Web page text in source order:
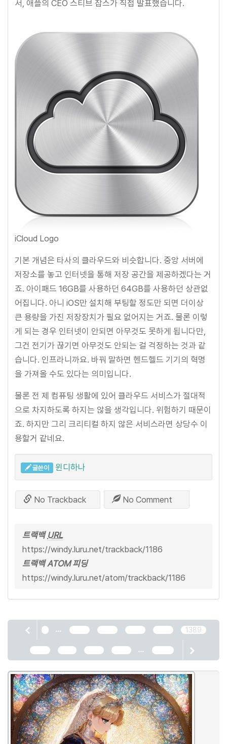
서, 애플의 CEO 스티브 잡스가 직접 발표했습니다.
iCloud Logo
기본 개념은 타사의 클라우드와 비슷합니다. 중앙 서버에
저장소를 놓고 인터넷을 통해 저장 공간을 제공하겠다는 거
죠. 아이패드 16GB를 사용하던 64GB를 사용하던 상관없
어집니다. 아니 iOS만 설치해 부팅할 정도만 되면 더이상
큰 용량을 가진 저장장치가 필요 없어지는 거죠. 물론 이렇
게 되는 경우 인터넷이 안되면 아무것도 못하게 됩니다만,
그건 전기가 끊기면 아무것도 안되는 걸 걱정하는 것과 같
습니다. 인프라니까요. 바꿔 말하면 헨드헬드 기기의 혁명
을 가져올 수도 있다는 의미입니다.
물론 전 제 컴퓨팅 생활에 있어 클라우드 서비스가 절대적
으로 차지하도록 하지는 않을 생각입니다. 위험하기 때문이
죠. 하지만 그리 크리티컬 하지 않은 서비스라면 상당수 이
용할거 같네요.
글쓴이 윈디하나
No Trackback No Comment
트랙백 URL
https://windy.luru.net/trackback/1186
트랙백 ATOM 피딩
https://windy.luru.net/atom/trackback/1186
... 1389
...